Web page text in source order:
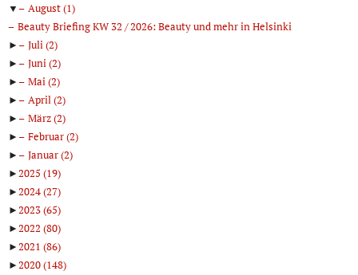
▼
August(1)
Beauty Briefing KW 32 / 2026: Beauty und mehr in Helsinki
►
Juli(2)
►
Juni(2)
►
Mai(2)
►
April(2)
►
März(2)
►
Februar(2)
►
Januar(2)
►2025 (19)
►2024(27)
►2023(65)
►2022 (80)
►2021 (86)
►2020(148)